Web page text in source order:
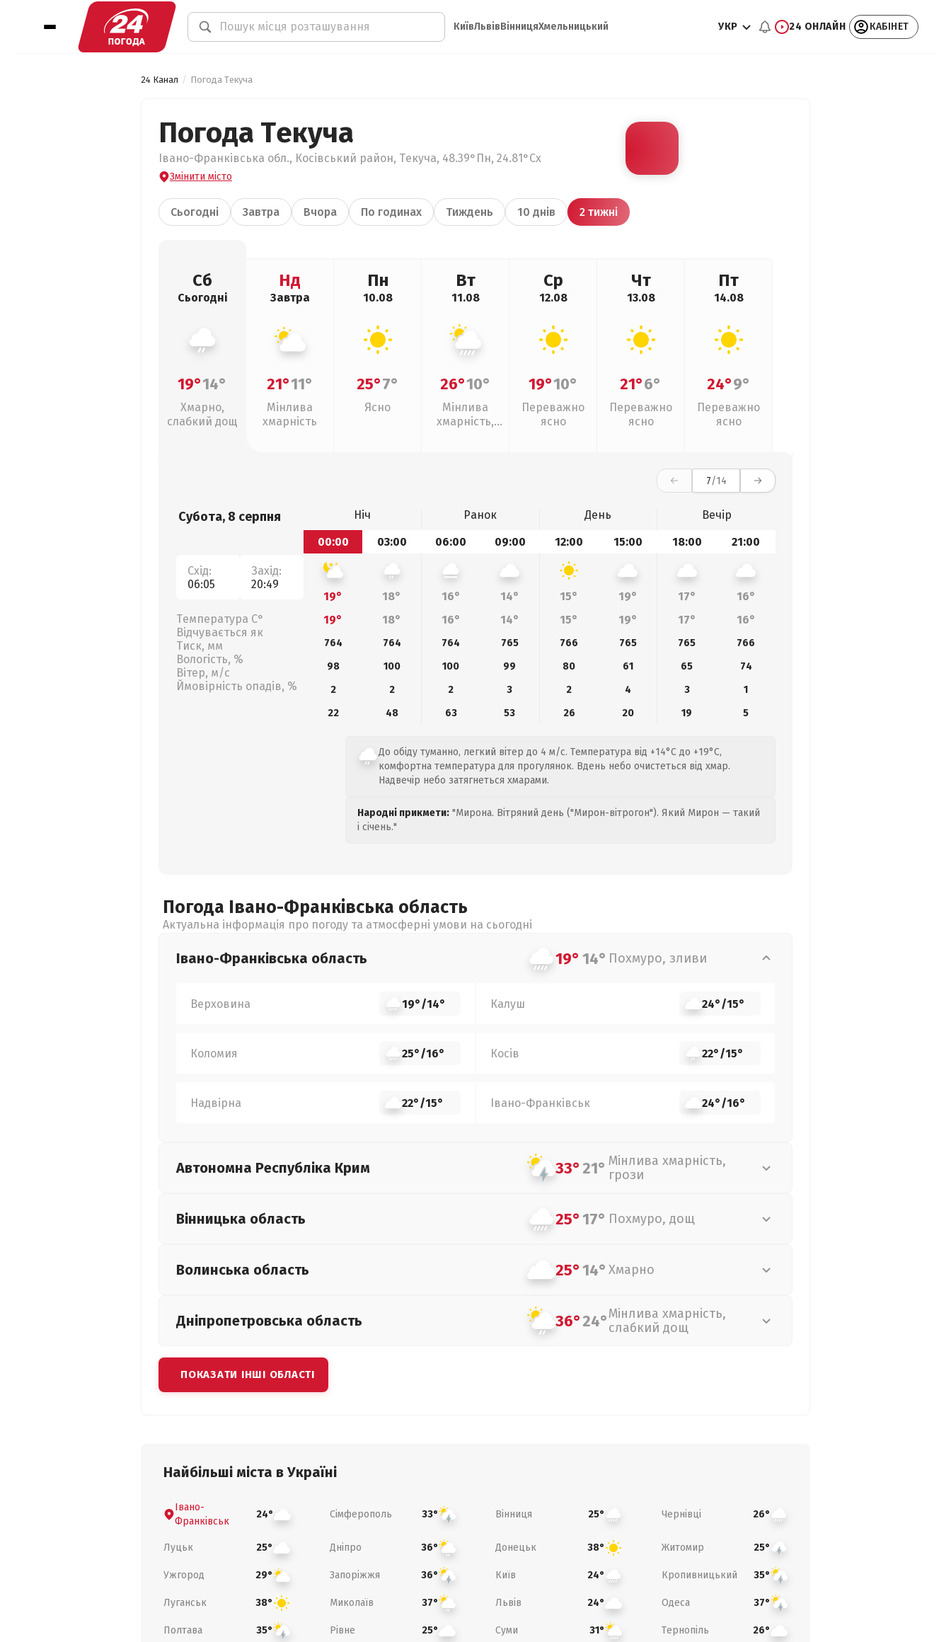
КиївЛьвівВінницяХмельницький УКР 24 ОНЛАЙН КАБІНЕТ
24 Канал Погода Текуча
Погода Текуча
Івано-Франківська обл., Косівський район, Текуча, 48.39°Пн, 24.81°Сх
Змінити місто
Сьогодні Завтра Вчора По годинах Тиждень 10 днів 2 тижні
Сб
Сьогодні
19°14°
Хмарно,
слабкий дощ
Нд
Завтра
21°11°
Мінлива
хмарність
Пн
10.08
25°7°
Ясно
Вт
11.08
26°10°
Мінлива
хмарність,
Ср
12.08
19°10°
Переважно
ясно
Чт
13.08
21°6°
Переважно
ясно
Пт
14.08
24°9°
Переважно
ясно
7/14
Субота, 8 серпня
Схід:
06:05
Захід:
20:49
Температура С°
Відчувається як
Тиск, мм
Вологість, %
Вітер, м/с
Ймовірність опадів, %
Ніч Ранок День
Вечір
00:00
03:00 06:00 09:00 12:00 15:00 18:00 21:00
19° 18° 16° 14° 15° 19° 17°
16°
19°
18° 16° 14° 15° 19° 17° 16°
764 764 764 765 766 765 765
766
98
100 100 99 80 61 65
74
2
2 2 3 2 4 3
1
22
48 63 53 26 20 19 5
До обіду туманно, легкий вітер до 4 м/с. Температура від +14°C до +19°C,
комфортна температура для прогулянок. Вдень небо очистеться від хмар.
Надвечір небо затягнеться хмарами.
Народні прикмети: "Мирона. Вітряний день ("Мирон-вітрогон"). Який Мирон — такий
і січень."
Погода Івано-Франківська область
Актуальна інформація про погоду та атмосферні умови на сьогодні
Івано-Франківська область 19° 14° Похмуро, зливи
Верховина 19°/14° Калуш 24°/15°
Коломия 25°/16° Косів 22°/15°
Надвірна 22°/15° Івано-Франківськ 24°/16°
Автономна Республіка Крим 33°21° Мінлива хмарність,
грози
Вінницька область 25°17° Похмуро, дощ
Волинська область 25°14° Хмарно
Дніпропетровська область 36°24°Мінлива хмарність,
слабкий дощ
ПОКАЗАТИ ІНШІ ОБЛАСТІ
Найбільші міста в Україні
Івано-
Франківськ
24° Сімферополь 33° Вінниця 25° Чернівці 26°
Луцьк 25° Дніпро 36° Донецьк 38° Житомир 25°
Ужгород 29° Запоріжжя 36° Київ 24° Кропивницький 35°
Луганськ 38° Миколаїв 37° Львів 24° Одеса 37°
Полтава 35° Рівне 25° Суми 31° Тернопіль 26°